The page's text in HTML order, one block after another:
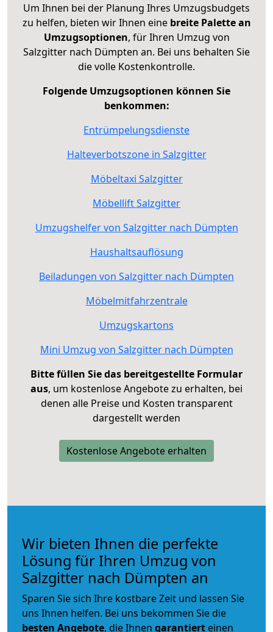
Um Ihnen bei der Planung Ihres Umzugsbudgets
zu helfen, bieten wir Ihnen eine breite Palette an
Umzugsoptionen, für Ihren Umzug von
Salzgitter nach Dümpten an. Bei uns behalten Sie
die volle Kostenkontrolle.
Folgende Umzugsoptionen können Sie
benkommen:
Entrümpelungsdienste
Halteverbotszone in Salzgitter
Möbeltaxi Salzgitter
Möbellift Salzgitter
Umzugshelfer von Salzgitter nach Dümpten
Haushaltsauflösung
Beiladungen von Salzgitter nach Dümpten
Möbelmitfahrzentrale
Umzugskartons
Mini Umzug von Salzgitter nach Dümpten
Bitte füllen Sie das bereitgestellte Formular
aus, um kostenlose Angebote zu erhalten, bei
denen alle Preise und Kosten transparent
dargestellt werden
Kostenlose Angebote erhalten
Wir bieten Ihnen die perfekte
Lösung für Ihren Umzug von
Salzgitter nach Dümpten an
Sparen Sie sich Ihre kostbare Zeit und lassen Sie
uns Ihnen helfen. Bei uns bekommen Sie die
besten Angebote, die Ihnen garantiert einen